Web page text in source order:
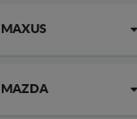
MAXUS
MAZDA